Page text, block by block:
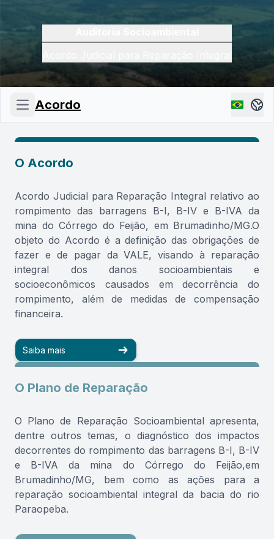
Acordo
O Acordo
Acordo Judicial para Reparação Integral relativo ao
rompimento das barragens B-I, B-IV e B-IVA da
mina do Córrego do Feijão, em Brumadinho/MG.O
objeto do Acordo é a definição das obrigações de
fazer e de pagar da VALE, visando à reparação
integral dos danos socioambientais e
socioeconômicos causados em decorrência do
rompimento, além de medidas de compensação
financeira.
Saiba mais
O Plano de Reparação
O Plano de Reparação Socioambiental apresenta,
dentre outros temas, o diagnóstico dos impactos
decorrentes do rompimento das barragens B-I, B-IV
e B-IVA da mina do Córrego do Feijão,em
Brumadinho/MG, bem como as ações para a
reparação socioambiental integral da bacia do rio
Paraopeba.